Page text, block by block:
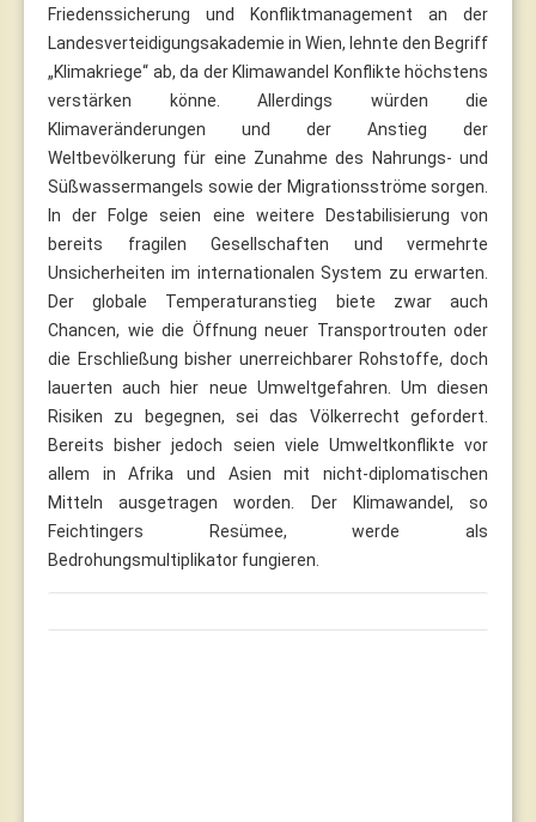
Friedenssicherung und Konfliktmanagement an der
Landesverteidigungsakademie in Wien, lehnte den Begriff
„Klimakriege“ ab, da der Klimawandel Konflikte höchstens
verstärken könne. Allerdings würden die
Klimaveränderungen und der Anstieg der
Weltbevölkerung für eine Zunahme des Nahrungs- und
Süßwassermangels sowie der Migrationsströme sorgen.
In der Folge seien eine weitere Destabilisierung von
bereits fragilen Gesellschaften und vermehrte
Unsicherheiten im internationalen System zu erwarten.
Der globale Temperaturanstieg biete zwar auch
Chancen, wie die Öffnung neuer Transportrouten oder
die Erschließung bisher unerreichbarer Rohstoffe, doch
lauerten auch hier neue Umweltgefahren. Um diesen
Risiken zu begegnen, sei das Völkerrecht gefordert.
Bereits bisher jedoch seien viele Umweltkonflikte vor
allem in Afrika und Asien mit nicht-diplomatischen
Mitteln ausgetragen worden. Der Klimawandel, so
Feichtingers Resümee, werde als
Bedrohungsmultiplikator fungieren.